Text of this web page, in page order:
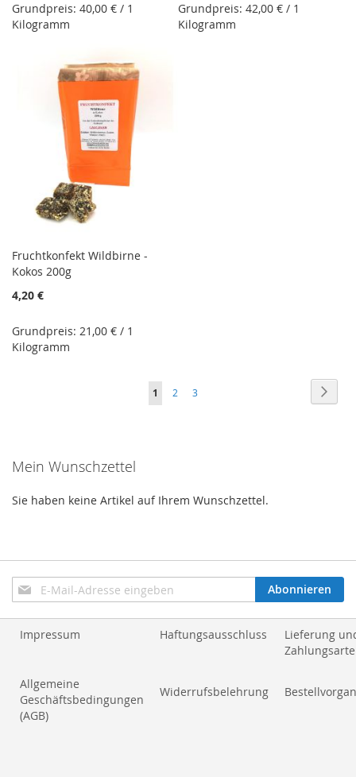
Grundpreis: 40,00 € / 1
Kilogramm
Grundpreis: 42,00 € / 1
Kilogramm
Fruchtkonfekt Wildbirne -
Kokos 200g
4,20 €
Grundpreis: 21,00 € / 1
Kilogramm
Seite
Sie
1 Seite
2 Seite
3
Mein Wunschzettel
Sie haben keine Artikel auf Ihrem Wunschzettel.
Anmeldung
zum
Newsletter:
Abonnieren
Impressum Haftungsausschluss
Lieferung
Allgemeine
Geschäftsbedingungen
(AGB)
Widerrufsbelehrung